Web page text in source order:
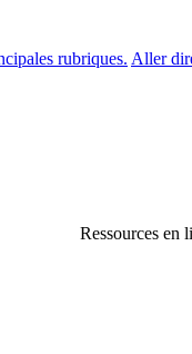
rubriques. Aller
Ressources en